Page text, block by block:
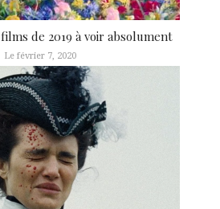
de 2019 à voir absolument
Le février 7, 2020